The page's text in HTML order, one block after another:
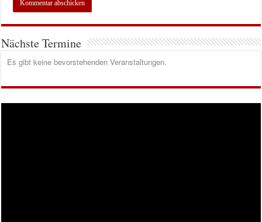
Nächste Termine
Es gibt keine bevorstehenden Veranstaltungen.